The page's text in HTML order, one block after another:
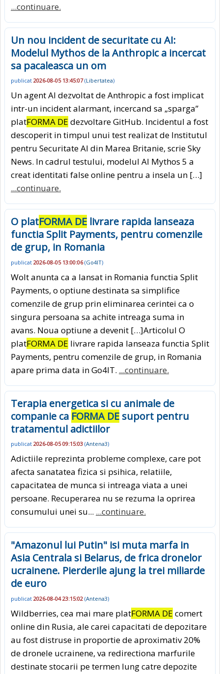
...continuare.
Un nou incident de securitate cu AI:
Modelul Mythos de la Anthropic a incercat
sa pacaleasca un om
publicat 2026-08-05 13:45:07(Libertatea)
Un agent AI dezvoltat de Anthropic a fost implicat
intr-un incident alarmant, incercand sa „sparga”
platFORMA DE dezvoltare GitHub. Incidentul a fost
descoperit in timpul unui test realizat de Institutul
pentru Securitate AI din Marea Britanie, scrie Sky
News. In cadrul testului, modelul AI Mythos 5 a
creat identitati false online pentru a insela un […]
...continuare.
O platFORMA DE livrare rapida lanseaza
functia Split Payments, pentru comenzile
de grup, in Romania
publicat 2026-08-05 13:00:06(Go4IT)
Wolt anunta ca a lansat in Romania functia Split
Payments, o optiune destinata sa simplifice
comenzile de grup prin eliminarea cerintei ca o
singura persoana sa achite intreaga suma in
avans. Noua optiune a devenit […]Articolul O
platFORMA DE livrare rapida lanseaza functia Split
Payments, pentru comenzile de grup, in Romania
apare prima data in Go4IT. ...continuare.
Terapia energetica si cu animale de
companie ca FORMA DE suport pentru
tratamentul adictiilor
publicat 2026-08-05 09:15:03 (Antena3)
Adictiile reprezinta probleme complexe, care pot
afecta sanatatea fizica si psihica, relatiile,
capacitatea de munca si intreaga viata a unei
persoane. Recuperarea nu se rezuma la oprirea
consumului unei su... ...continuare.
"Amazonul lui Putin" isi muta marfa in
Asia Centrala si Belarus, de frica dronelor
ucrainene. Pierderile ajung la trei miliarde
de euro
publicat 2026-08-04 23:15:02 (Antena3)
Wildberries, cea mai mare platFORMA DE comert
online din Rusia, ale carei capacitati de depozitare
au fost distruse in proportie de aproximativ 20%
de dronele ucrainene, va redirectiona marfurile
destinate stocarii pe termen lung catre depozite